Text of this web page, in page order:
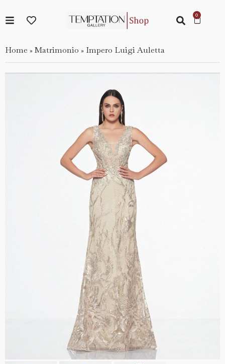
Home » Matrimonio » Impero Luigi Auletta